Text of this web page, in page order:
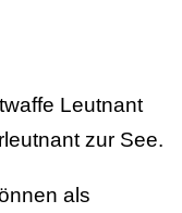
Leutnant
zur See.
als